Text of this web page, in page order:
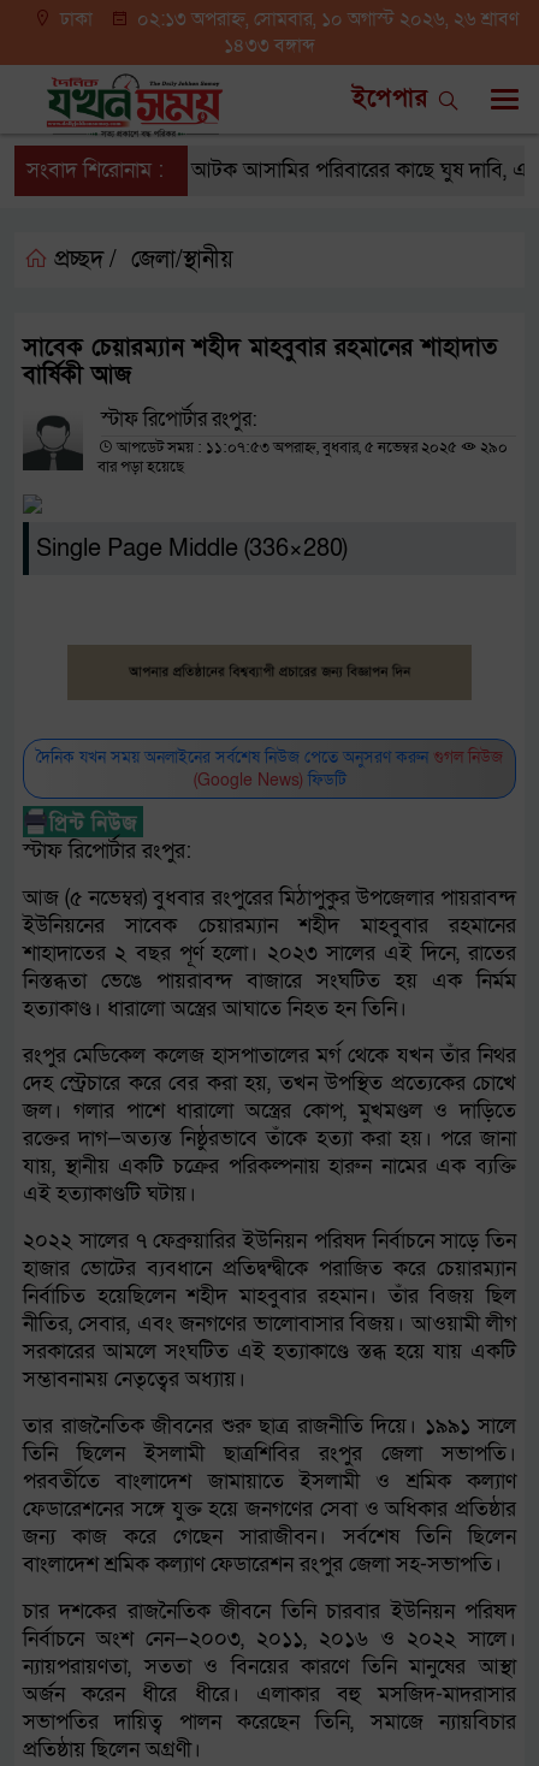
ঢাকা
০২:১৩ অপরাহ্ন, সোমবার, ১০ অগাস্ট ২০২৬, ২৬ শ্রাবণ
১৪৩৩ বঙ্গাব্দ
ইপেপার
সংবাদ শিরোনাম :
ইয়াবাসহ আটক আসামির পরিবারের কাছে ঘুষ দাবি,
প্রচ্ছদ / জেলা/স্থানীয়
সাবেক চেয়ারম্যান শহীদ মাহবুবার রহমানের শাহাদাত
বার্ষিকী আজ
স্টাফ রিপোর্টার রংপুর:
আপডেট সময় : ১১:০৭:৫৩ অপরাহ্ন, বুধবার, ৫ নভেম্বর ২০২৫
২৯০
বার পড়া হয়েছে
Single Page Middle (336×280)
দৈনিক যখন সময় অনলাইনের সর্বশেষ নিউজ পেতে অনুসরণ করুন গুগল নিউজ
(Google News) ফিডটি
স্টাফ রিপোর্টার রংপুর:
আজ (৫ নভেম্বর) বুধবার রংপুরের মিঠাপুকুর উপজেলার পায়রাবন্দ
ইউনিয়নের সাবেক চেয়ারম্যান শহীদ মাহবুবার রহমানের
শাহাদাতের ২ বছর পূর্ণ হলো। ২০২৩ সালের এই দিনে, রাতের
নিস্তব্ধতা ভেঙে পায়রাবন্দ বাজারে সংঘটিত হয় এক নির্মম
হত্যাকাণ্ড। ধারালো অস্ত্রের আঘাতে নিহত হন তিনি।
রংপুর মেডিকেল কলেজ হাসপাতালের মর্গ থেকে যখন তাঁর নিথর
দেহ স্ট্রেচারে করে বের করা হয়, তখন উপস্থিত প্রত্যেকের চোখে
জল। গলার পাশে ধারালো অস্ত্রের কোপ, মুখমণ্ডল ও দাড়িতে
রক্তের দাগ—অত্যন্ত নিষ্ঠুরভাবে তাঁকে হত্যা করা হয়। পরে জানা
যায়, স্থানীয় একটি চক্রের পরিকল্পনায় হারুন নামের এক ব্যক্তি
এই হত্যাকাণ্ডটি ঘটায়।
২০২২ সালের ৭ ফেব্রুয়ারির ইউনিয়ন পরিষদ নির্বাচনে সাড়ে তিন
হাজার ভোটের ব্যবধানে প্রতিদ্বন্দ্বীকে পরাজিত করে চেয়ারম্যান
নির্বাচিত হয়েছিলেন শহীদ মাহবুবার রহমান। তাঁর বিজয় ছিল
নীতির, সেবার, এবং জনগণের ভালোবাসার বিজয়। আওয়ামী লীগ
সরকারের আমলে সংঘটিত এই হত্যাকাণ্ডে স্তব্ধ হয়ে যায় একটি
সম্ভাবনাময় নেতৃত্বের অধ্যায়।
তার রাজনৈতিক জীবনের শুরু ছাত্র রাজনীতি দিয়ে। ১৯৯১ সালে
তিনি ছিলেন ইসলামী ছাত্রশিবির রংপুর জেলা সভাপতি।
পরবর্তীতে বাংলাদেশ জামায়াতে ইসলামী ও শ্রমিক কল্যাণ
ফেডারেশনের সঙ্গে যুক্ত হয়ে জনগণের সেবা ও অধিকার প্রতিষ্ঠার
জন্য কাজ করে গেছেন সারাজীবন। সর্বশেষ তিনি ছিলেন
বাংলাদেশ শ্রমিক কল্যাণ ফেডারেশন রংপুর জেলা সহ-সভাপতি।
চার দশকের রাজনৈতিক জীবনে তিনি চারবার ইউনিয়ন পরিষদ
নির্বাচনে অংশ নেন—২০০৩, ২০১১, ২০১৬ ও ২০২২ সালে।
ন্যায়পরায়ণতা, সততা ও বিনয়ের কারণে তিনি মানুষের আস্থা
অর্জন করেন ধীরে ধীরে। এলাকার বহু মসজিদ-মাদরাসার
সভাপতির দায়িত্ব পালন করেছেন তিনি, সমাজে ন্যায়বিচার
প্রতিষ্ঠায় ছিলেন অগ্রণী।